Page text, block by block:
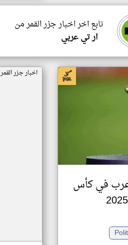
تابع اخر اخبار جزر القمر من
ار تي عربي
عرب في كأس
اخبار جزر